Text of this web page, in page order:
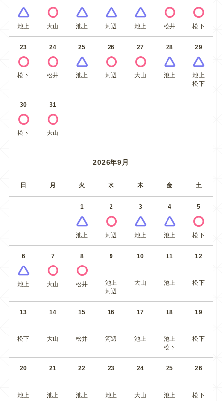
池上 大山 池上 河辺 池上 松井 松下
23
松下
24
松井
25
池上
26
河辺
27
大山
28
池上
29
池上
松下
30
松下
31
大山
2026年9月
日 月 火 水 木 金 土
1
池上
2
河辺
3
池上
4
池上
5
松下
6
池上
7
大山
8
松井
9
池上
河辺
10
大山
11
池上
12
松下
13
松下
14
大山
15
松井
16
河辺
17
池上
18
池上
松下
19
松下
20
池上
21
池上
22
池上
23
池上
24
大山
25
池上
26
松下